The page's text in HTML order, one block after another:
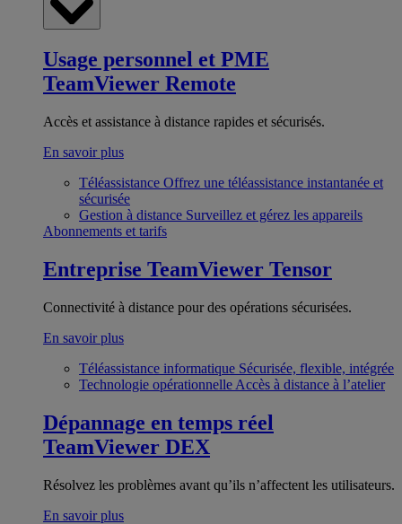
Usage personnel et PME
TeamViewer Remote
Accès et assistance à distance rapides et sécurisés.
En savoir plus
Téléassistance Offrez une téléassistance instantanée et
sécurisée
Gestion à distance Surveillez et gérez les appareils
Abonnements et tarifs
Entreprise TeamViewer Tensor
Connectivité à distance pour des opérations sécurisées.
En savoir plus
Téléassistance informatique Sécurisée, flexible, intégrée
Technologie opérationnelle Accès à distance à l’atelier
Dépannage en temps réel
TeamViewer DEX
Résolvez les problèmes avant qu’ils n’affectent les utilisateurs.
En savoir plus